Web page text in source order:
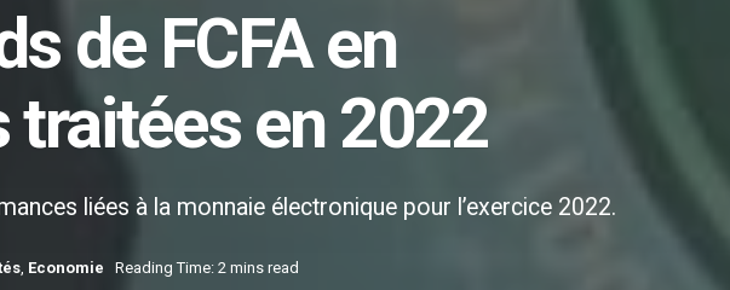
de FCFA en
en 2022
liées à la monnaie électronique pour l’exercice 2022.
Economie Reading Time: 2 mins read